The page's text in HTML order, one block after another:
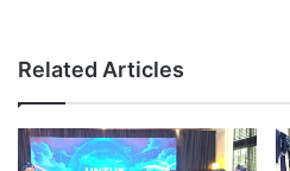
Related Articles